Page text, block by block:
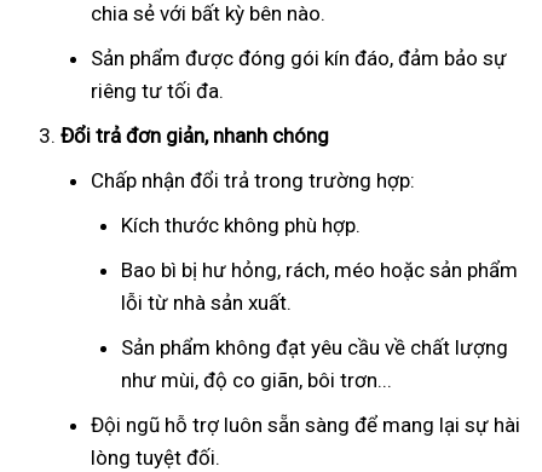
chia sẻ với bất kỳ bên nào.
Sản phẩm được đóng gói kín đáo, đảm bảo sự
riêng tư tối đa.
Đổi trả đơn giản, nhanh chóng
Chấp nhận đổi trả trong trường hợp:
Kích thước không phù hợp.
Bao bì bị hư hỏng, rách, méo hoặc sản phẩm
lỗi từ nhà sản xuất.
Sản phẩm không đạt yêu cầu về chất lượng
như mùi, độ co giãn, bôi trơn...
Đội ngũ hỗ trợ luôn sẵn sàng để mang lại sự hài
lòng tuyệt đối.